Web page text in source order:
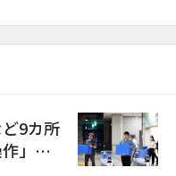
9カ所
」の